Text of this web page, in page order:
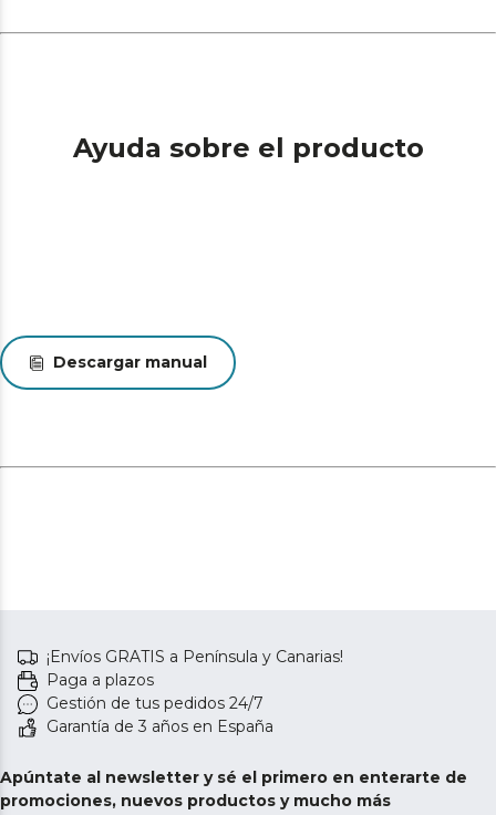
Ayuda sobre el producto
Descargar manual
¡Envíos GRATIS a Península y Canarias!
Paga a plazos
Gestión de tus pedidos 24/7
Garantía de 3 años en España
Apúntate al newsletter y sé el primero en enterarte de
promociones, nuevos productos y mucho más